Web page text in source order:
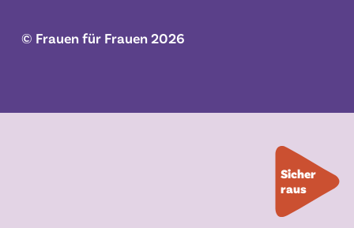
© Frauen für Frauen2026
Sicher
raus